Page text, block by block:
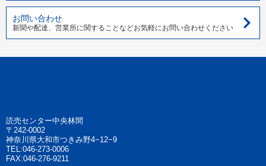
お問い合わせ
新聞や配達、営業所に関することなどお気軽にお問い合わせください
読売センター中央林間
〒242-0002
神奈川県大和市つきみ野4−12−9
TEL:046-273-0006
FAX:046-276-9211